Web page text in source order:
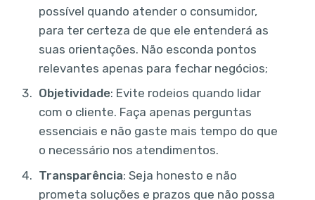
possível quando atender o consumidor,
para ter certeza de que ele entenderá as
suas orientações. Não esconda pontos
relevantes apenas para fechar negócios;
Objetividade: Evite rodeios quando lidar
com o cliente. Faça apenas perguntas
essenciais e não gaste mais tempo do que
o necessário nos atendimentos.
Transparência: Seja honesto e não
prometa soluções e prazos que não possa